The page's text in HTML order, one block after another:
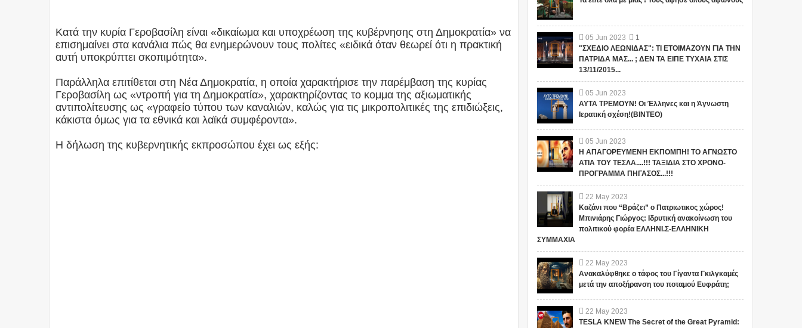
Κατά την κυρία Γεροβασίλη είναι «δικαίωμα και υποχρέωση της κυβέρνησης στη Δημοκρατία» να
επισημαίνει στα κανάλια πώς θα ενημερώνουν τους πολίτες «ειδικά όταν θεωρεί ότι η πρακτική
αυτή υποκρύπτει σκοπιμότητα».
Παράλληλα επιτίθεται στη Νέα Δημοκρατία, η οποία χαρακτήρισε την παρέμβαση της κυρίας
Γεροβασίλη ως «ντροπή για τη Δημοκρατία», χαρακτηρίζοντας το κομμα της αξιωματικής
αντιπολίτευσης ως «γραφείο τύπου των καναλιών, καλώς για τις μικροπολιτικές της επιδιώξεις,
κάκιστα όμως για τα εθνικά και λαϊκά συμφέροντα».
Η δήλωση της κυβερνητικής εκπροσώπου έχει ως εξής:
05 Jun 2023
1
"ΣΧΕΔΙΟ ΛΕΩΝΙΔΑΣ": ΤΙ ΕΤΟΙΜΑΖΟΥΝ ΓΙΑ ΤΗΝ
ΠΑΤΡΙΔΑ ΜΑΣ... ; ΔΕΝ ΤΑ ΕΙΠΕ ΤΥΧΑΙΑ ΣΤΙΣ
13/11/2015...
05 Jun 2023
ΑΥΤΑ ΤΡΕΜΟΥΝ! Οι Έλληνες και η Άγνωστη
Ιερατική σχέση!(ΒΙΝΤΕΟ)
05 Jun 2023
Η ΑΠΑΓΟΡΕΥΜΕΝΗ ΕΚΠΟΜΠΗ! ΤΟ ΑΓΝΩΣΤΟ
ΑΤΙΑ ΤΟΥ ΤΕΣΛΑ....!!! ΤΑΞΙΔΙΑ ΣΤΟ ΧΡΟΝΟ-
ΠΡΟΓΡΑΜΜΑ ΠΗΓΑΣΟΣ...!!!
22 May 2023
Καζάνι που “Βράζει” ο Πατριωτικος χώρος!
Μπινιάρης Γιώργος: Ιδρυτική ανακοίνωση του
πολιτικού φορέα ΕΛΛΗΝΙ.Σ-ΕΛΛΗΝΙΚΗ
ΣΥΜΜΑΧΙΑ
22 May 2023
Ανακαλύφθηκε ο τάφος του Γίγαντα Γκιλγκαμές
μετά την αποξήρανση του ποταμού Ευφράτη;
22 May 2023
TESLA KNEW The Secret of the Great Pyramid: